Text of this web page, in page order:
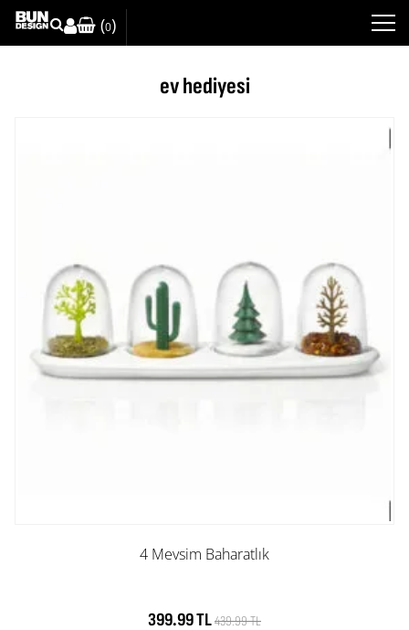
(0)
ev hediyesi
4 Mevsim Baharatlık
399.99 TL439.99 TL